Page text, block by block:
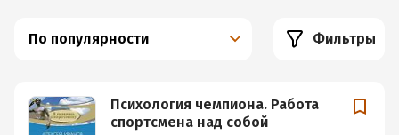
По популярности Фильтры
Психология чемпиона. Работа
спортсмена над собой